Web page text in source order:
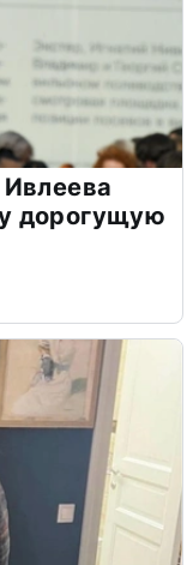
дорогущую